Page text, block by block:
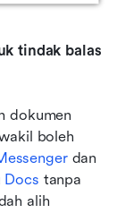
tindak balas
dokumen
boleh
dan
Docs tanpa
alih